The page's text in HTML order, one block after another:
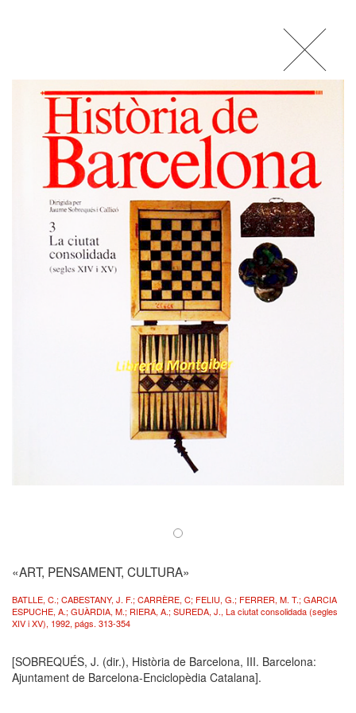
«ART, PENSAMENT, CULTURA»
BATLLE, C.; CABESTANY, J. F.; CARRÈRE, C; FELIU, G.; FERRER, M. T.; GARCIA
ESPUCHE, A.; GUÀRDIA, M.; RIERA, A.; SUREDA, J., La ciutat consolidada (segles
XIV i XV), 1992, págs. 313-354
[SOBREQUÉS, J. (dir.), Història de Barcelona, III. Barcelona:
Ajuntament de Barcelona-Enciclopèdia Catalana].